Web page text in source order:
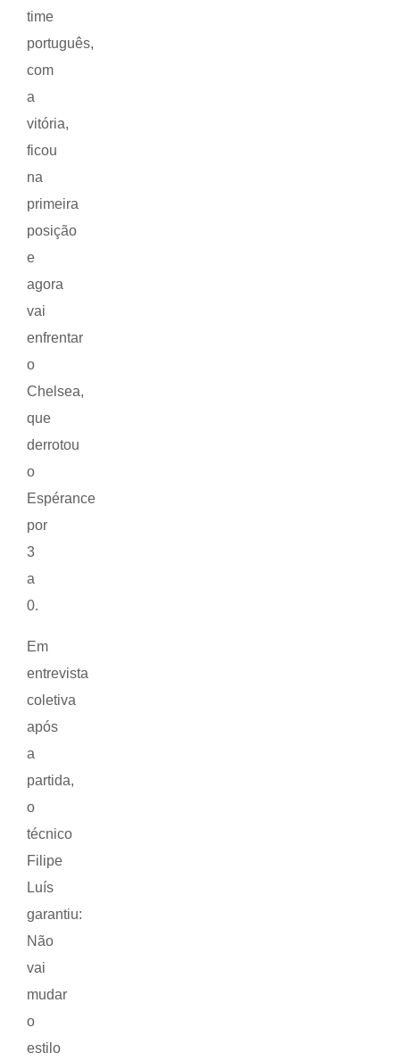
time
português,
com
a
vitória,
ficou
na
primeira
posição
e
agora
vai
enfrentar
o
Chelsea,
que
derrotou
o
Espérance
por
3
a
0.
Em
entrevista
coletiva
após
a
partida,
o
técnico
Filipe
Luís
garantiu:
Não
vai
mudar
o
estilo